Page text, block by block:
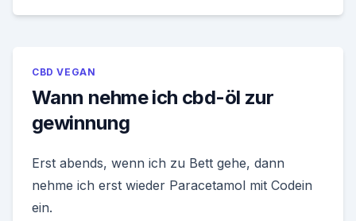
CBD VEGAN
Wann nehme ich cbd-öl zur
gewinnung
Erst abends, wenn ich zu Bett gehe, dann
nehme ich erst wieder Paracetamol mit Codein
ein.